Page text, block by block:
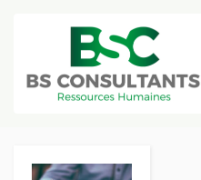
submenu (Recrutement)